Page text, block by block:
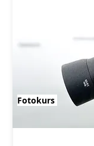
Fotokurs